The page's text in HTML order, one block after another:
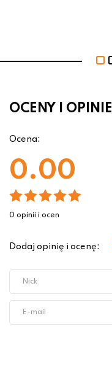
OCENY I OPINIE
Ocena:
0.00
0 opinii i ocen
Dodaj opinię i ocenę: